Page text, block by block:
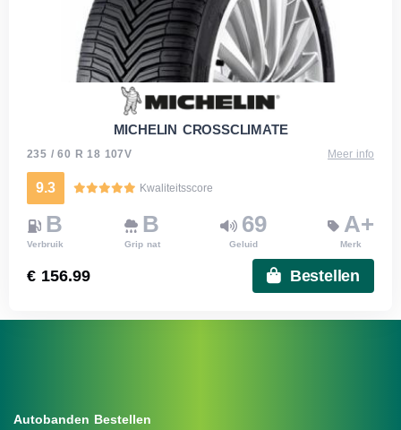
MICHELIN CROSSCLIMATE
235 / 60 R 18 107V Meer info
9.3 Kwaliteitsscore
B
Verbruik
B
Grip nat
69
Geluid
A+
Merk
€ 156.99 Bestellen
Autobanden Bestellen